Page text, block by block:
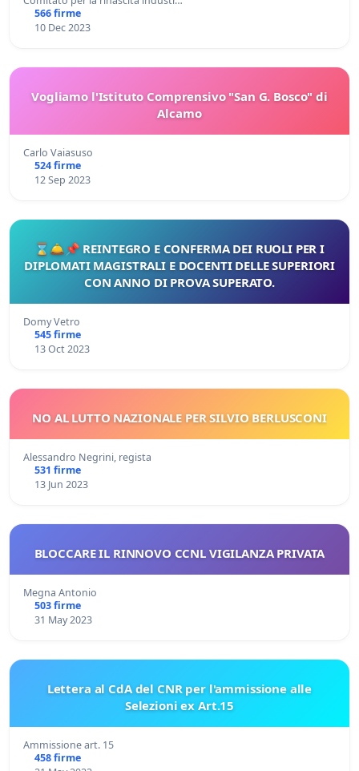
566 firme
10 Dec 2023
Vogliamo l'Istituto Comprensivo "San G. Bosco" di
Alcamo
Carlo Vaiasuso
524 firme
12 Sep 2023
⌛🛎️📌 REINTEGRO E CONFERMA DEI RUOLI PER I
DIPLOMATI MAGISTRALI E DOCENTI DELLE SUPERIORI
CON ANNO DI PROVA SUPERATO.
Domy Vetro
545 firme
13 Oct 2023
NO AL LUTTO NAZIONALE PER SILVIO BERLUSCONI
Alessandro Negrini, regista
531 firme
13 Jun 2023
BLOCCARE IL RINNOVO CCNL VIGILANZA PRIVATA
Megna Antonio
503 firme
31 May 2023
Lettera al CdA del CNR per l'ammissione alle
Selezioni ex Art.15
Ammissione art. 15
458 firme